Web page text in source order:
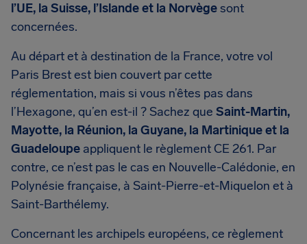
l’UE, la Suisse, l’Islande et la Norvègesont
concernées.
Au départ et à destination de la France, votre vol
Paris Brest est bien couvert par cette
réglementation, mais si vous n’êtes pas dans
l’Hexagone, qu’en est-il ? Sachez que Saint-Martin,
Mayotte, la Réunion, la Guyane, la Martinique et la
Guadeloupe appliquent le règlement CE 261. Par
contre, ce n’est pas le cas en Nouvelle-Calédonie, en
Polynésie française, à Saint-Pierre-et-Miquelon et à
Saint-Barthélemy.
Concernant les archipels européens, ce règlement